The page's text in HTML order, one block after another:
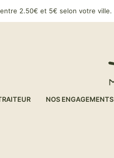
2.50€ et 5€ selon votre ville.
NOS ENGAGEMENTS